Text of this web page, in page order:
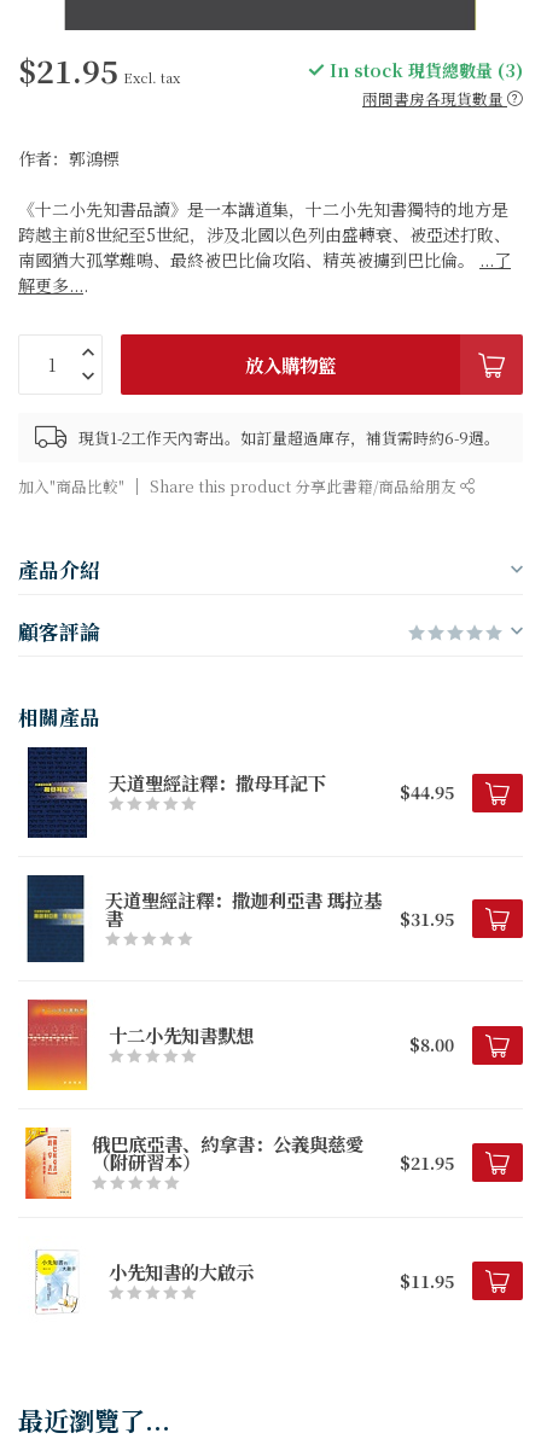
$21.95 Excl. tax In stock 現貨總數量 (3)
兩間書房各現貨數量
作者：郭鴻標
《十二小先知書品讀》是一本講道集，十二小先知書獨特的地方是
跨越主前8世紀至5世紀，涉及北國以色列由盛轉衰、被亞述打敗、
南國猶大孤掌難鳴、最終被巴比倫攻陷、精英被擄到巴比倫。 ...了
解更多....
放入購物籃
現貨1-2工作天內寄出。如訂量超過庫存，補貨需時約6-9週。
加入"商品比較" Share this product 分享此書籍/商品給朋友
產品介紹
顧客評論
相關產品
天道聖經註釋：撒母耳記下 $44.95
天道聖經註釋：撒迦利亞書 瑪拉基
書 $31.95
十二小先知書默想 $8.00
俄巴底亞書、約拿書：公義與慈愛
（附研習本） $21.95
小先知書的大啟示 $11.95
最近瀏覽了...